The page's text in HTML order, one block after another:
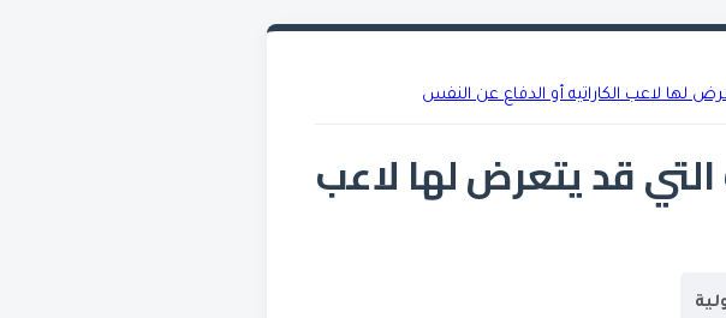
لها لاعب الكاراتيه أو الدفاع عن النفس
التي قد يتعرض لها لاعب